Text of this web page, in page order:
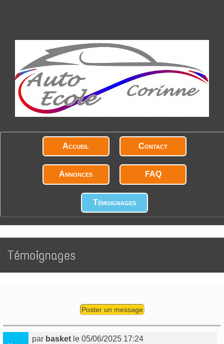
Accueil Contact
Annonces FAQ
Témoignages
Témoignages
Poster un message
par basket le 05/06/2025 17:24